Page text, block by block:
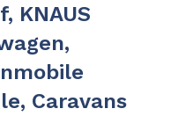
KNAUS
Caravans